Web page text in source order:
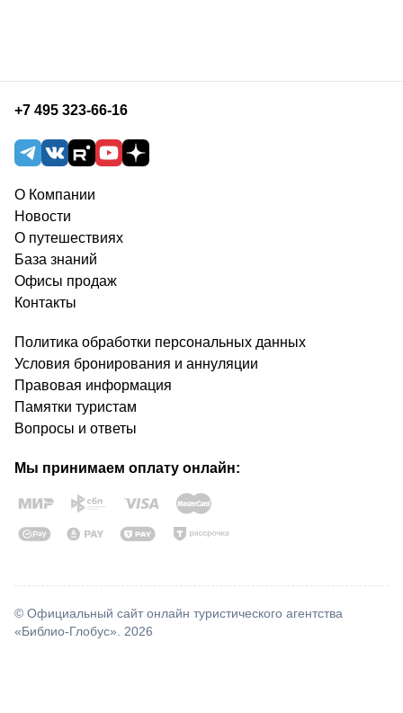
+7 495 323-66-16
О Компании
Новости
О путешествиях
База знаний
Офисы продаж
Контакты
Политика обработки персональных данных
Условия бронирования и аннуляции
Правовая информация
Памятки туристам
Вопросы и ответы
Мы принимаем оплату онлайн:
© Официальный сайт онлайн туристического агентства
«Библио-Глобус». 2026